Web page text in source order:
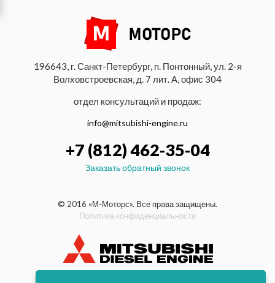
196643, г. Санкт-Петербург, п. Понтонный, ул. 2-я
Волховстроевская, д. 7 лит. А, офис 304
отдел консультаций и продаж:
info@mitsubishi-engine.ru
+7 (812) 462-35-04
Заказать обратный звонок
© 2016 «М-Моторс». Все права защищены.
Политика конфиденциальности